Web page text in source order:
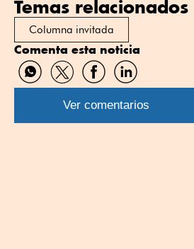
Temas relacionados
Columna invitada
Comenta esta noticia
Compartir
por
WhatsApp
Compartir
por
Twitter
Compartir
por
Facebook
Compartir
por
Linkedin
Ver comentarios